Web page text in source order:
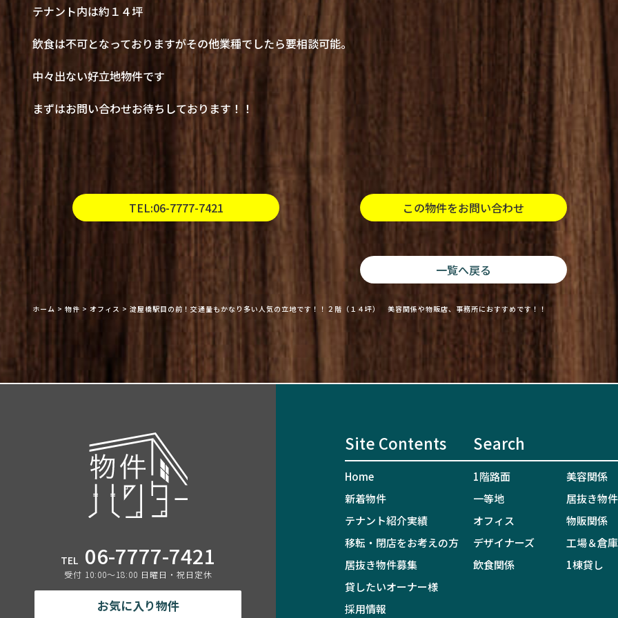
テナント内は約１４坪
飲食は不可となっておりますがその他業種でしたら要相談可能。
中々出ない好立地物件です
まずはお問い合わせお待ちしております！！
TEL:06-7777-7421 この物件をお問い合わせ
一覧へ戻る
ホーム > 物件 > オフィス > 淀屋橋駅目の前！交通量もかなり多い人気の立地です！！２階（１４坪） 美容関係や物販店、事務所におすすめです！！
TEL 06-7777-7421
受付 10:00〜18:00 日曜日・祝日定休
お気に入り物件
Site Contents
Home
新着物件
テナント紹介実績
移転・閉店をお考えの方
居抜き物件募集
貸したいオーナー様
採用情報
Search
1階路面
美容関係
一等地
居抜き物件
オフィス
物販関係
デザイナーズ
工場＆倉庫
飲食関係
1棟貸し